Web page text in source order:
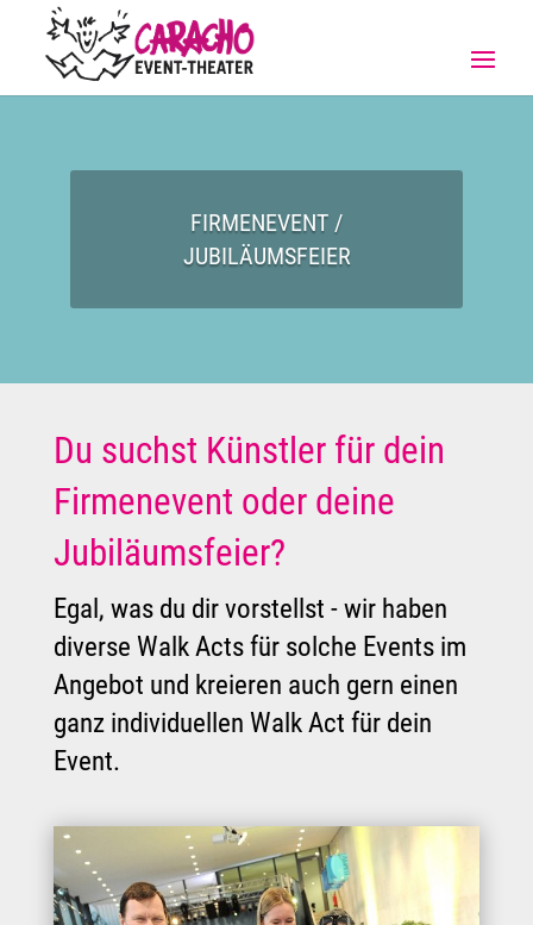
FIRMENEVENT /
JUBILÄUMSFEIER
Du suchst Künstler für dein
Firmenevent oder deine
Jubiläumsfeier?
Egal, was du dir vorstellst - wir haben
diverse Walk Acts für solche Events im
Angebot und kreieren auch gern einen
ganz individuellen Walk Act für dein
Event.